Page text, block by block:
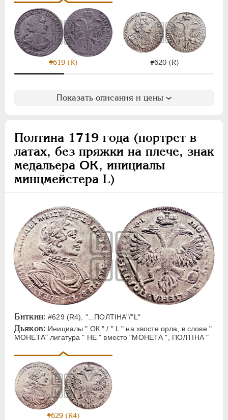
#619 (R) #620 (R)
Показать описания и цены
Полтина 1719 года (портрет в
латах, без пряжки на плече, знак
медальера ОК, инициалы
минцмейстера L)
Биткин: #629 (R4), "...ПОЛТIНА"/"L"
Дьяков: Инициалы " ОК " / " L " на хвосте орла, в слове "
МОНЕТА" лигатура " НЕ " вместо "МОНЕТА ", ПОЛТIНА "
#629 (R4)